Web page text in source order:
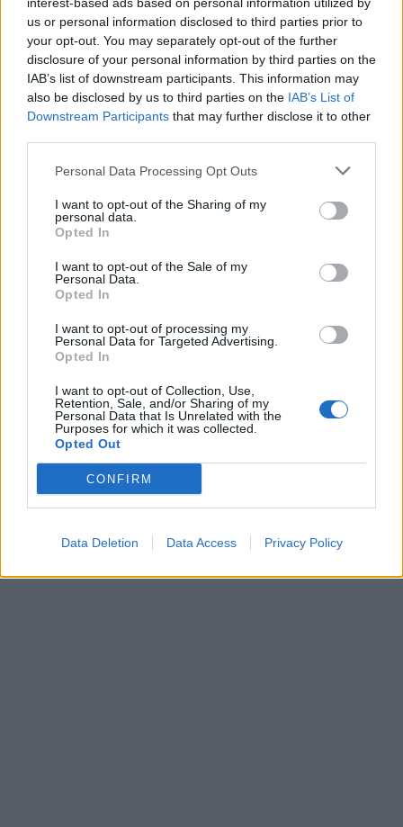
us or personal information disclosed to third parties prior to
your opt-out. You may separately opt-out of the further
disclosure of your personal information by third parties on the
IAB’s list of downstream participants. This information may
also be disclosed by us to third parties on the IAB’s List of
Downstream Participants that may further disclose it to other
Personal Data Processing Opt Outs
I want to opt-out of the Sharing of my
personal data.
Opted In
I want to opt-out of the Sale of my
Personal Data.
Opted In
I want to opt-out of processing my
Personal Data for Targeted Advertising.
Opted In
I want to opt-out of Collection, Use,
Retention, Sale, and/or Sharing of my
Personal Data that Is Unrelated with the
Purposes for which it was collected.
Opted Out
CONFIRM
Data Deletion Data Access Privacy Policy
00:00 01:16
Leonardo Maria Del Vecchio dall'ex compagna
in ospedale. Le dichiarazioni ai giornalisti